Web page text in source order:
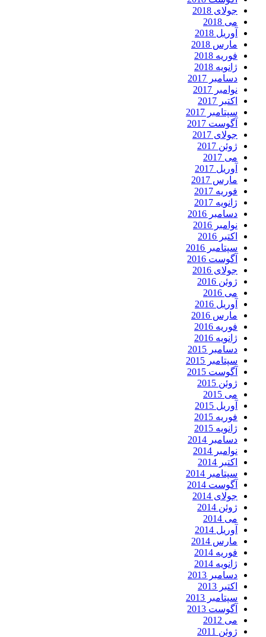
جولای 2018
می 2018
آوریل 2018
مارس 2018
فوریه 2018
ژانویه 2018
دسامبر 2017
نوامبر 2017
اکتبر 2017
سپتامبر 2017
آگوست 2017
جولای 2017
ژوئن 2017
می 2017
آوریل 2017
مارس 2017
فوریه 2017
ژانویه 2017
دسامبر 2016
نوامبر 2016
اکتبر 2016
سپتامبر 2016
آگوست 2016
جولای 2016
ژوئن 2016
می 2016
آوریل 2016
مارس 2016
فوریه 2016
ژانویه 2016
دسامبر 2015
سپتامبر 2015
آگوست 2015
ژوئن 2015
می 2015
آوریل 2015
فوریه 2015
ژانویه 2015
دسامبر 2014
نوامبر 2014
اکتبر 2014
سپتامبر 2014
آگوست 2014
جولای 2014
ژوئن 2014
می 2014
آوریل 2014
مارس 2014
فوریه 2014
ژانویه 2014
دسامبر 2013
اکتبر 2013
سپتامبر 2013
آگوست 2013
می 2012
ژوئن 2011